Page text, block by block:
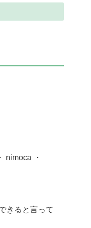
nimoca ・
きると言って